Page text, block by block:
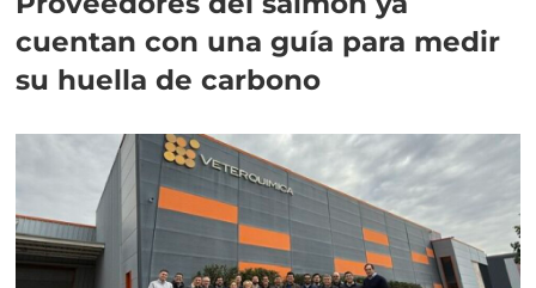
cuentan con una guía para medir
su huella de carbono